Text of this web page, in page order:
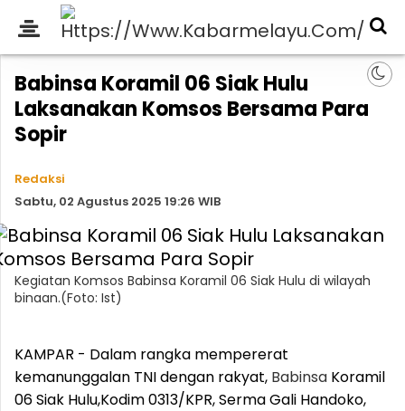
Babinsa Koramil 06 Siak Hulu
Laksanakan Komsos Bersama Para
Sopir
Redaksi
Sabtu, 02 Agustus 2025 19:26 WIB
Kegiatan Komsos Babinsa Koramil 06 Siak Hulu di wilayah
binaan.(Foto: Ist)
KAMPAR - Dalam rangka mempererat
kemanunggalan TNI dengan rakyat, Babinsa Koramil
06 Siak Hulu,Kodim 0313/KPR, Serma Gali Handoko,